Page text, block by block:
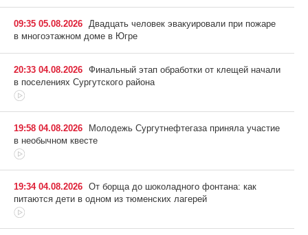
09:35 05.08.2026 Двадцать человек эвакуировали при пожаре
в многоэтажном доме в Югре
20:33 04.08.2026 Финальный этап обработки от клещей начали
в поселениях Сургутского района
19:58 04.08.2026
Молодежь Сургутнефтегаза приняла участие
в необычном квесте
19:34 04.08.2026 От борща до шоколадного фонтана: как
питаются дети в одном из тюменских лагерей